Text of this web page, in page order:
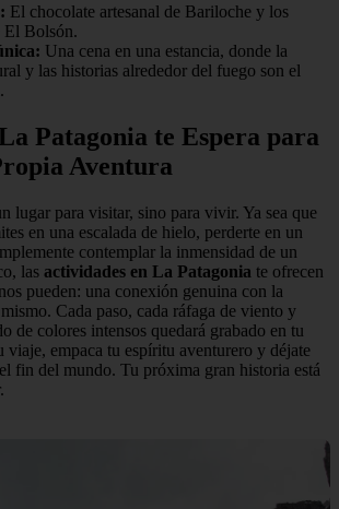
El chocolate artesanal de Bariloche y los
El Bolsón.
Una cena en una estancia, donde la
y las historias alrededor del fuego son el
Patagonia te Espera para
Aventura
lugar para visitar, sino para vivir. Ya sea que
en una escalada de hielo, perderte en un
contemplar la inmensidad de un
las actividades en La Patagonia te ofrecen
pueden: una conexión genuina con la
Cada paso, cada ráfaga de viento y
de colores intensos quedará grabado en tu
viaje, empaca tu espíritu aventurero y déjate
fin del mundo. Tu próxima gran historia está